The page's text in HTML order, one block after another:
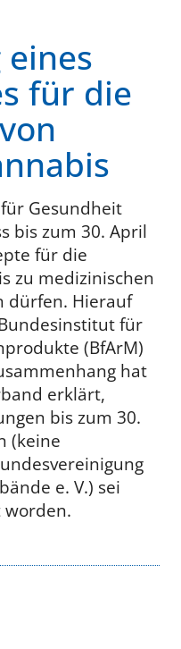
für die
Gesundheit
bis zum 30. April
für die
zu medizinischen
dürfen. Hierauf
für
(BfArM)
hat
erklärt,
bis zum 30.
(keine
e. V.) sei